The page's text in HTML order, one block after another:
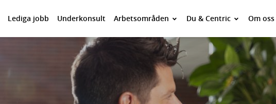
Lediga jobb Underkonsult Arbetsområden Du & Centric
Om oss